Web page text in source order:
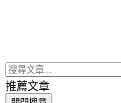
推薦文章